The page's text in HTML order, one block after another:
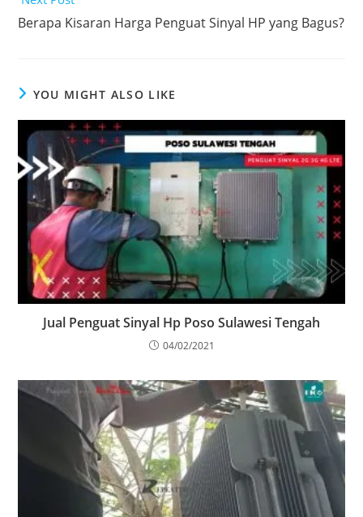
Berapa Kisaran Harga Penguat Sinyal HP yang Bagus?
YOU MIGHT ALSO LIKE
Jual Penguat Sinyal Hp Poso Sulawesi Tengah
04/02/2021